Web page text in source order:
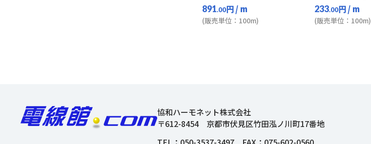
891.00円/ m
(販売単位：100m)
233.00円/ m
(販売単位：100m)
協和ハーモネット株式会社
〒612-8454 京都市伏見区竹田泓ノ川町17番地